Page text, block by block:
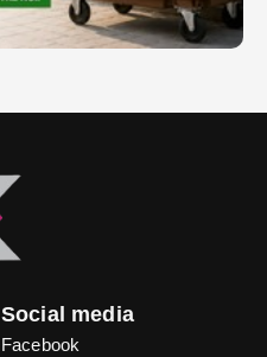
Social media
Facebook